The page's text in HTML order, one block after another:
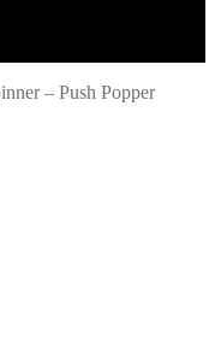
– Push Popper